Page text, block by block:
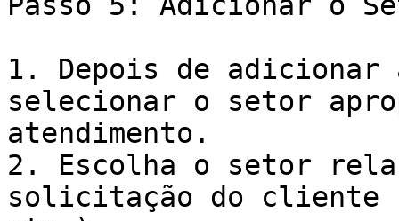
1. Depois de adicionar
selecionar o setor
atendimento.
2. Escolha o setor
solicitação do cliente